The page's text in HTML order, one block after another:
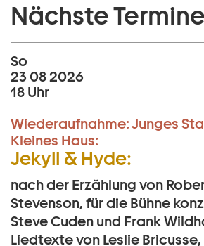
Nächste
So
23 08 2026
18 Uhr
Wiederaufnahme:Junges
Kleines Haus:
Jekyll & Hyde:
nach der Erzählung von
Stevenson, für die Bühne
Steve Cuden und Frank
Liedtexte von Leslie